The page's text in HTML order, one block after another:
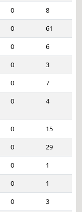
0
8
0
61
0
6
0
3
0
7
0 4
0
15
0
29
0
1
0
1
0
3